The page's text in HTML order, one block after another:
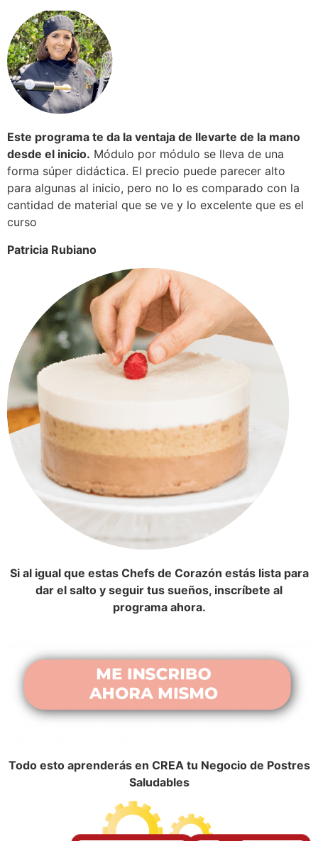
Este programa te da la ventaja de llevarte de la mano
desde el inicio. Módulo por módulo se lleva de una
forma súper didáctica. El precio puede parecer alto
para algunas al inicio, pero no lo es comparado con la
cantidad de material que se ve y lo excelente que es el
curso
Patricia Rubiano
Si al igual que estas Chefs de Corazón estás lista para
dar el salto y seguir tus sueños, inscríbete al
programa ahora.
Todo esto aprenderás en CREA tu Negocio de Postres
Saludables